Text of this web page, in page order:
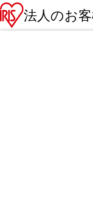
法人のお